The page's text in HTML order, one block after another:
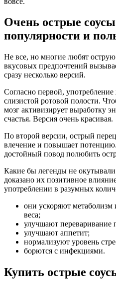
Очень острые
популярности и
Не все, но многие любят
вкусовых предпочтений
сразу несколько версий.
Согласно первой,
слизистой ротовой полости.
мозг активизирует выработку
счастья. Версия очень красивая.
По второй версии, острый
влечение и повышает
достойный повод полюбить
Какие бы легенды не
доказано их позитивное
употреблении в разумных
они ускоряют
веса;
улучшают переваривание
улучшают аппетит;
нормализуют уровень
борются с инфекциями.
Купить острые